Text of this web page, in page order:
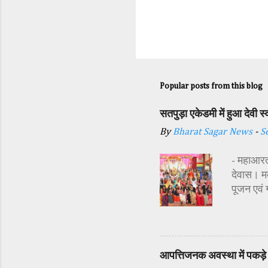
Popular posts from this blog
सतपुड़ा एकेडमी में हुआ देवी
ByBharat Sagar News -
-
देवास।
पूजन एवं
अतिथि
प्रबंधक
विधि-
आपत्तिजनक अवस्था में पकड़े